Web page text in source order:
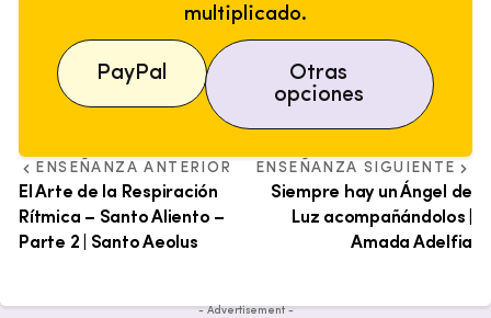
multiplicado.
PayPal
Otras
opciones
ENSEÑANZA ANTERIOR
El Arte de la Respiración
Rítmica – Santo Aliento –
Parte 2 | Santo Aeolus
ENSEÑANZA SIGUIENTE
Siempre hay un Ángel de
Luz acompañándolos |
Amada Adelfia
- Advertisement -